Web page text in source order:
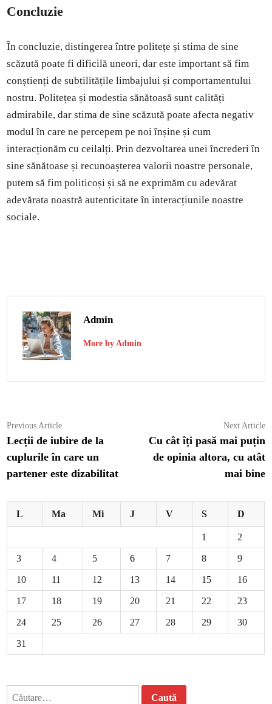
Concluzie
În concluzie, distingerea între politețe și stima de sine
scăzută poate fi dificilă uneori, dar este important să fim
conștienți de subtilitățile limbajului și comportamentului
nostru. Politețea și modestia sănătoasă sunt calități
admirabile, dar stima de sine scăzută poate afecta negativ
modul în care ne percepem pe noi înșine și cum
interacționăm cu ceilalți. Prin dezvoltarea unei încrederi în
sine sănătoase și recunoașterea valorii noastre personale,
putem să fim politicoși și să ne exprimăm cu adevărat
adevărata noastră autenticitate în interacțiunile noastre
sociale.
Admin
More by Admin
Navigare
în
articole
Previous ArticlePrevious
article:
Lecții de iubire de la
cuplurile în care un
partener este dizabilitat
Next Article
Cu cât îți pasă mai puțin
de opinia altora, cu atât
mai bine
L Ma Mi J V S D
1 2
3 4 5 6 7 8 9
10 11 12 13 14 15 16
17 18 19 20 21 22 23
24 25 26 27 28 29 30
31